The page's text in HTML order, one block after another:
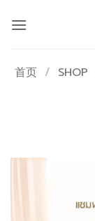
首页 / SHOP